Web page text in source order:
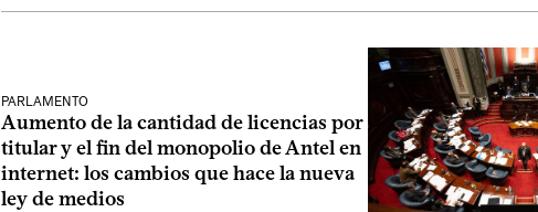
PARLAMENTO
Aumento de la cantidad de licencias por
titular y el fin del monopolio de Antel en
internet: los cambios que hace la nueva
ley de medios